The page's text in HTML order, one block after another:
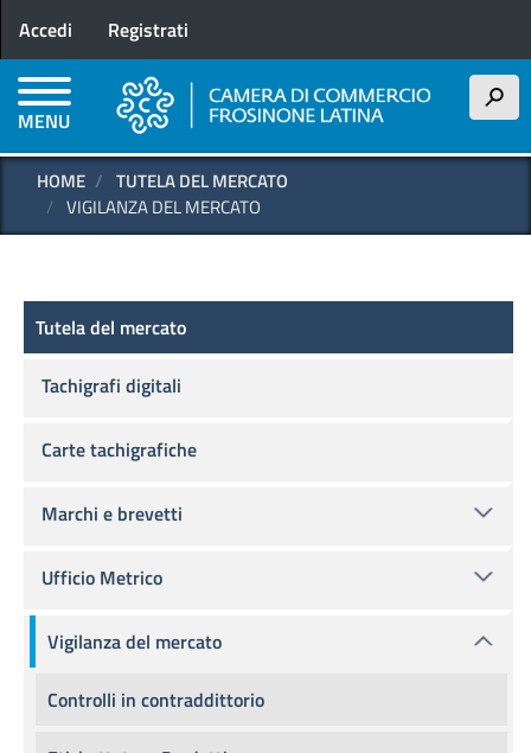
principale
Menu profilo utente
Accedi Registrati
MENU
h
HOME
TUTELA DEL MERCATO
VIGILANZA DEL MERCATO
Tutela del mercato
Tutela del mercato
Tachigrafi digitali
Carte tachigrafiche
Marchi e brevetti
Ufficio Metrico
Vigilanza del mercato
Controlli in contraddittorio